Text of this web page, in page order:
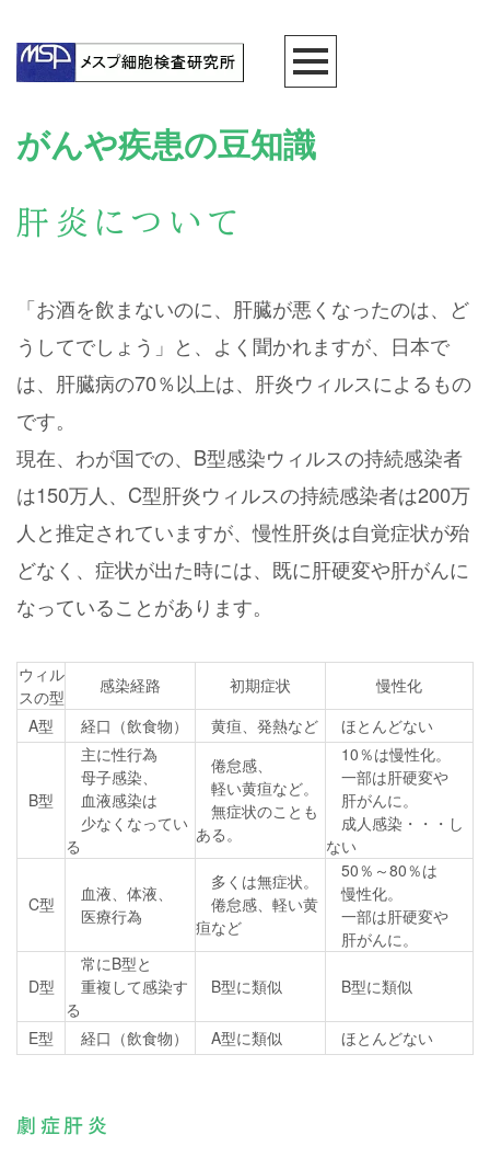
がんや疾患の豆知識
肝炎について
「お酒を飲まないのに、肝臓が悪くなったのは、ど
うしてでしょう」と、よく聞かれますが、日本で
は、肝臓病の70％以上は、肝炎ウィルスによるもの
です。
現在、わが国での、B型感染ウィルスの持続感染者
は150万人、C型肝炎ウィルスの持続感染者は200万
人と推定されていますが、慢性肝炎は自覚症状が殆
どなく、症状が出た時には、既に肝硬変や肝がんに
なっていることがあります。
ウィル
スの型
感染経路 初期症状
慢性化
A型
経口（飲食物） 黄疸、発熱など ほとんどない
B型
主に性行為
母子感染、
血液感染は
少なくなってい
る
倦怠感、
軽い黄疸など。
無症状のことも
ある。
10％は慢性化。
一部は肝硬変や
肝がんに。
成人感染・・・し
ない
C型
血液、体液、
医療行為
多くは無症状。
倦怠感、軽い黄
疸など
50％～80％は
慢性化。
一部は肝硬変や
肝がんに。
D型
常にB型と
重複して感染す
る
B型に類似 B型に類似
E型 経口（飲食物） A型に類似 ほとんどない
劇症肝炎